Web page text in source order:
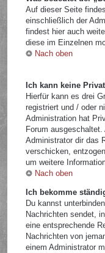
Auf dieser Seite
einschließlich der
findest hier auch
diese im Einzelnen
Nach oben
Ich kann keine
Hierfür kann es drei
registriert und / oder
Administration hat
Forum
Administrator dir das
verschicken,
um weitere
Nach oben
Ich bekomme
Du kannst
Nachrichten sendet,
eine entsprechende
Nachrichten von
einem Administrator